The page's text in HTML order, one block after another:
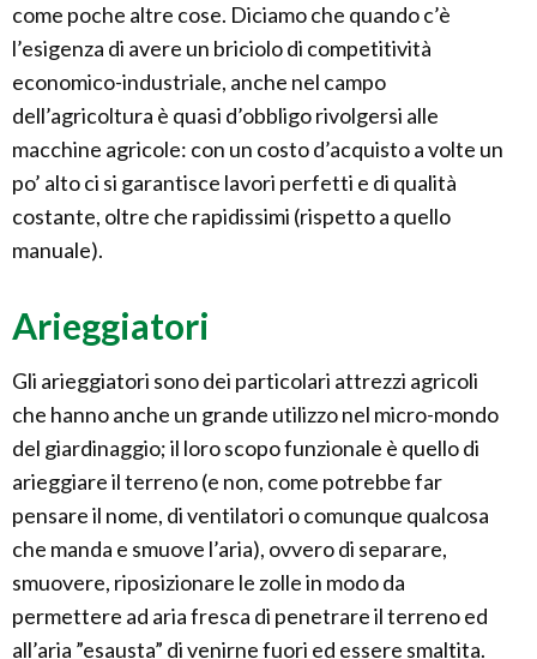
come poche altre cose. Diciamo che quando c’è
l’esigenza di avere un briciolo di competitività
economico-industriale, anche nel campo
dell’agricoltura è quasi d’obbligo rivolgersi alle
macchine agricole: con un costo d’acquisto a volte un
po’ alto ci si garantisce lavori perfetti e di qualità
costante, oltre che rapidissimi (rispetto a quello
manuale).
Arieggiatori
Gli arieggiatori sono dei particolari attrezzi agricoli
che hanno anche un grande utilizzo nel micro-mondo
del giardinaggio; il loro scopo funzionale è quello di
arieggiare il terreno (e non, come potrebbe far
pensare il nome, di ventilatori o comunque qualcosa
che manda e smuove l’aria), ovvero di separare,
smuovere, riposizionare le zolle in modo da
permettere ad aria fresca di penetrare il terreno ed
all’aria ”esausta” di venirne fuori ed essere smaltita.